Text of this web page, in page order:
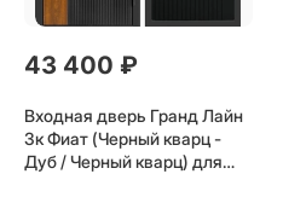
43 400 ₽
Входная дверь Гранд Лайн
3к Фиат (Черный кварц -
Дуб / Черный кварц) для